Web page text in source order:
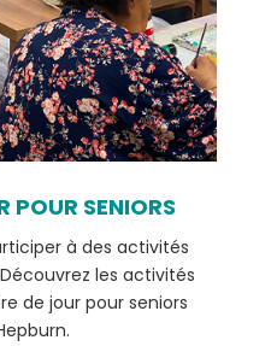
POUR SENIORS
à des activités
les activités
de jour pour seniors